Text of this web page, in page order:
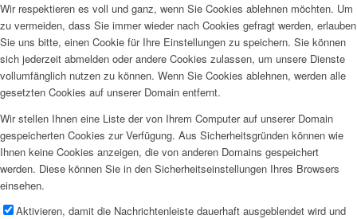
Wir respektieren es voll und ganz, wenn Sie Cookies ablehnen möchten. Um
zu vermeiden, dass Sie immer wieder nach Cookies gefragt werden, erlauben
Sie uns bitte, einen Cookie für Ihre Einstellungen zu speichern. Sie können
sich jederzeit abmelden oder andere Cookies zulassen, um unsere Dienste
vollumfänglich nutzen zu können. Wenn Sie Cookies ablehnen, werden alle
gesetzten Cookies auf unserer Domain entfernt.
Wir stellen Ihnen eine Liste der von Ihrem Computer auf unserer Domain
gespeicherten Cookies zur Verfügung. Aus Sicherheitsgründen können wie
Ihnen keine Cookies anzeigen, die von anderen Domains gespeichert
werden. Diese können Sie in den Sicherheitseinstellungen Ihres Browsers
einsehen.
Aktivieren, damit die Nachrichtenleiste dauerhaft ausgeblendet wird und